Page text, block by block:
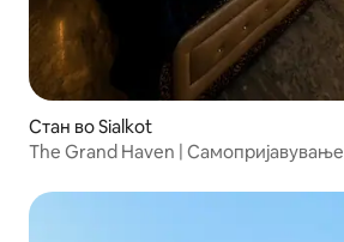
Стан во Sialkot
The Grand Haven | Самопријавување